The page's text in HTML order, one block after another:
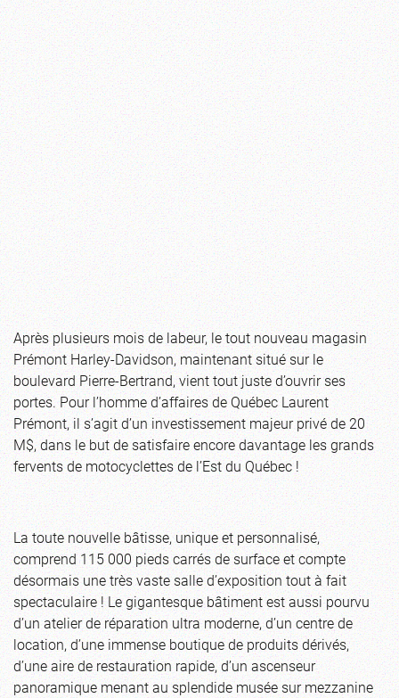
Après plusieurs mois de labeur, le tout nouveau magasin
Prémont Harley-Davidson, maintenant situé sur le
boulevard Pierre-Bertrand, vient tout juste d’ouvrir ses
portes. Pour l’homme d’affaires de Québec Laurent
Prémont, il s’agit d’un investissement majeur privé de 20
M$, dans le but de satisfaire encore davantage les grands
fervents de motocyclettes de l’Est du Québec !
La toute nouvelle bâtisse, unique et personnalisé,
comprend 115 000 pieds carrés de surface et compte
désormais une très vaste salle d’exposition tout à fait
spectaculaire ! Le gigantesque bâtiment est aussi pourvu
d’un atelier de réparation ultra moderne, d’un centre de
location, d’une immense boutique de produits dérivés,
d’une aire de restauration rapide, d’un ascenseur
panoramique menant au splendide musée sur mezzanine